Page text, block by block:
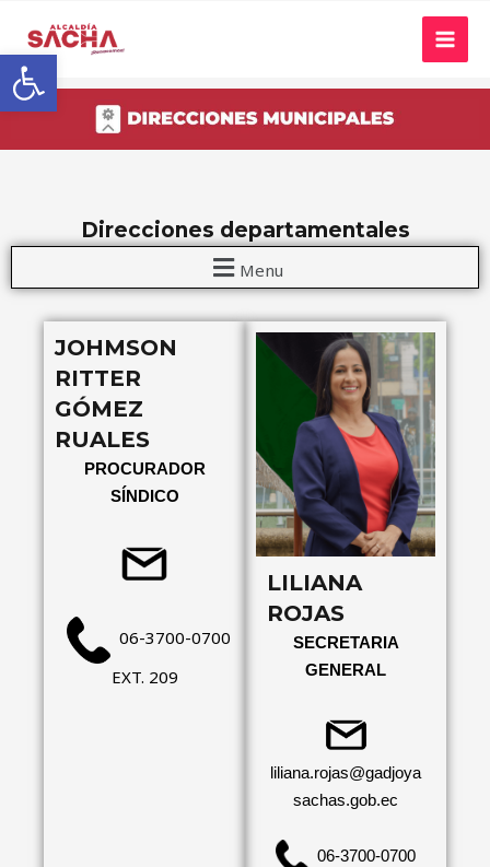
Abrir barra de herramientas
Direcciones departamentales
Menu
JOHMSON
RITTER
GÓMEZ
RUALES
PROCURADOR
SÍNDICO
06-3700-0700
EXT. 209
LILIANA
ROJAS
SECRETARIA
GENERAL
liliana.rojas@gadjoya
sachas.gob.ec
06-3700-0700